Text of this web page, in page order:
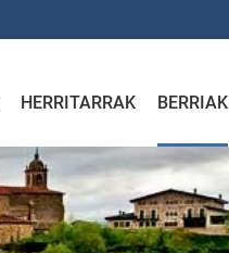
HERRITARRAK BERRIAK